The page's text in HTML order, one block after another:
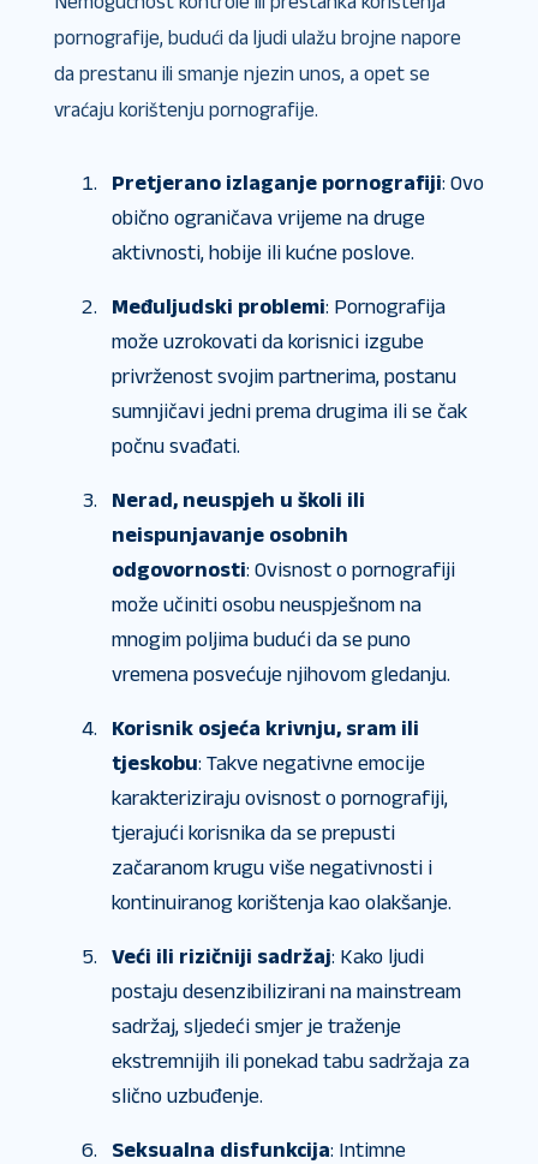
pornografije, budući da ljudi ulažu brojne napore
da prestanu ili smanje njezin unos, a opet se
vraćaju korištenju pornografije.
Pretjerano izlaganje pornografiji: Ovo
obično ograničava vrijeme na druge
aktivnosti, hobije ili kućne poslove.
Međuljudski problemi: Pornografija
može uzrokovati da korisnici izgube
privrženost svojim partnerima, postanu
sumnjičavi jedni prema drugima ili se čak
počnu svađati.
Nerad, neuspjeh u školi ili
neispunjavanje osobnih
odgovornosti: Ovisnost o pornografiji
može učiniti osobu neuspješnom na
mnogim poljima budući da se puno
vremena posvećuje njihovom gledanju.
Korisnik osjeća krivnju, sram ili
tjeskobu: Takve negativne emocije
karakteriziraju ovisnost o pornografiji,
tjerajući korisnika da se prepusti
začaranom krugu više negativnosti i
kontinuiranog korištenja kao olakšanje.
Veći ili rizičniji sadržaj: Kako ljudi
postaju desenzibilizirani na mainstream
sadržaj, sljedeći smjer je traženje
ekstremnijih ili ponekad tabu sadržaja za
slično uzbuđenje.
Seksualna disfunkcija: Intimne